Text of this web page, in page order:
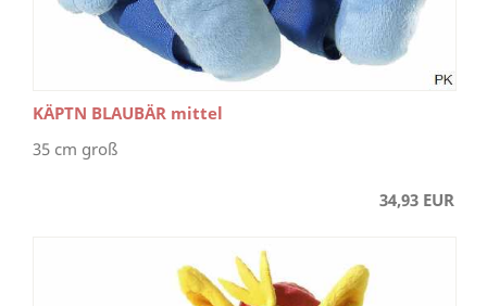
KÄPTN BLAUBÄR mittel
35 cm groß
34,93 EUR